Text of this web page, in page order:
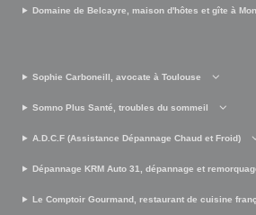
Domaine de Belcayre, maison d'hôtes et gîte à
Sophie Carboneill, avocate à Toulouse
Somno Plus Santé, troubles du sommeil
A.D.C.F (Assistance Dépannage Chaud et Froid)
Dépannage KRM Auto 31, dépannage et
Le Comptoir Gourmand, restaurant de cuisine